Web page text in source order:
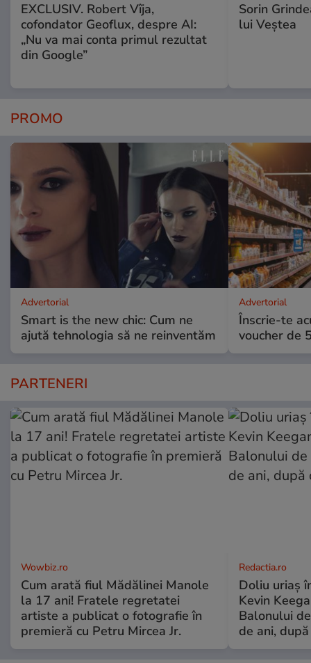
EXCLUSIV. Robert Vîja,
cofondator Geoflux, despre AI:
„Nu va mai conta primul rezultat
din Google”
Sorin
lui Veștea
PROMO
Advertorial
Smart is the new chic: Cum ne
ajută tehnologia să ne reinventăm
Advertorial
Înscrie-te
voucher de
PARTENERI
Wowbiz.ro
Cum arată fiul Mădălinei Manole
la 17 ani! Fratele regretatei
artiste a publicat o fotografie în
premieră cu Petru Mircea Jr.
Redactia.ro
Doliu uriaș
Kevin
Balonului
de ani,